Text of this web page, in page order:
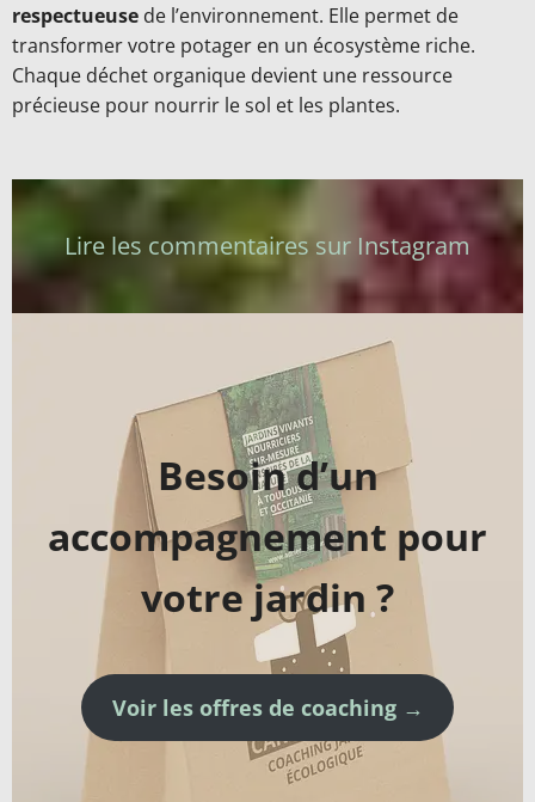
respectueuse de l’environnement. Elle permet de
transformer votre potager en un écosystème riche.
Chaque déchet organique devient une ressource
précieuse pour nourrir le sol et les plantes.
Lire les commentaires sur Instagram
Besoin d’un
accompagnement pour
votre jardin ?
Voir les offres de coaching →